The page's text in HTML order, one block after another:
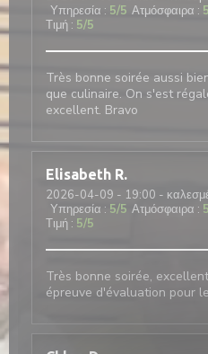
Υπηρεσία : 5/5 Ατμόσφαιρα : 5
Τιμή : 5/5
Très bonne soirée aussi
que culinaire. On s'est
excellent. Bravo
Elisabeth R
2026-04-09 - 19:00 -
Υπηρεσία : 5/5 Ατμόσφαιρα : 5
Τιμή : 5/5
Très bonne soirée,
épreuve d'évaluation pour